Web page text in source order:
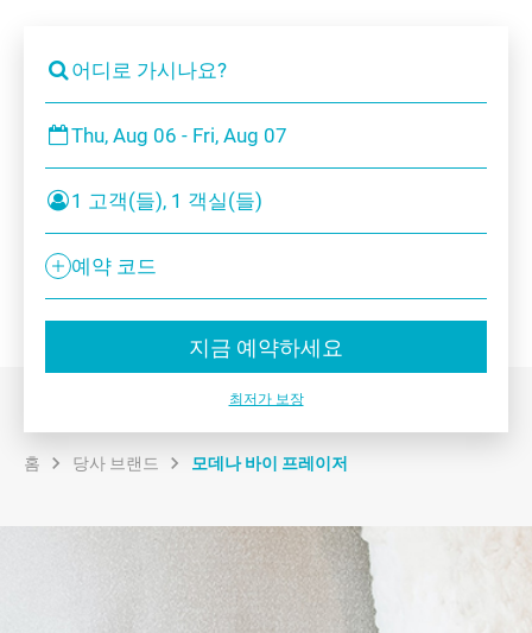
어디로 가시나요?
Thu, Aug 06 - Fri, Aug 07
1 고객(들), 1 객실(들)
예약 코드
지금 예약하세요
최저가 보장
홈 당사 브랜드 모데나 바이 프레이저